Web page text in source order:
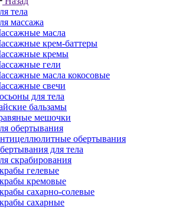
тела
массажа
масла
крем-баттеры
кремы
гели
масла кокосовые
свечи
для тела
бальзамы
мешочки
обертывания
обертывания
для тела
скрабирования
гелевые
кремовые
сахарно-солевые
сахарные